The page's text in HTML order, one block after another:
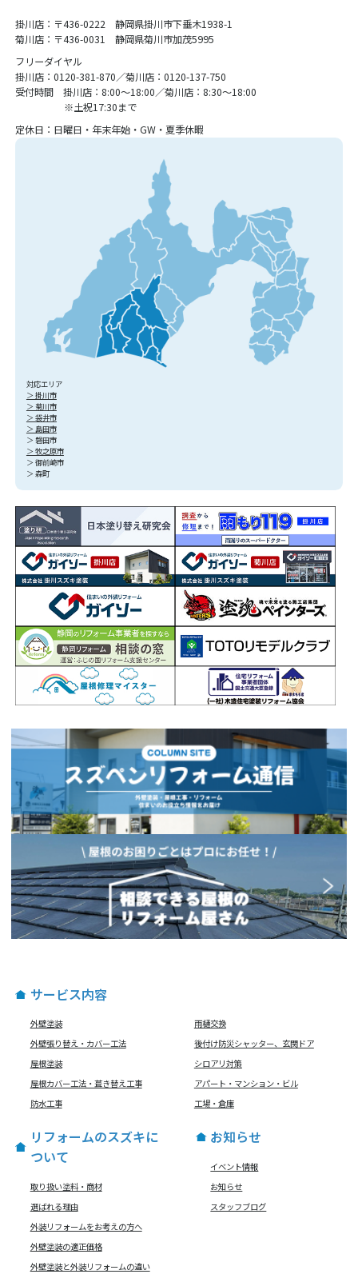
掛川店：〒436-0222 静岡県掛川市下垂木1938-1
菊川店：〒436-0031 静岡県菊川市加茂5995
フリーダイヤル
掛川店：0120-381-870／菊川店：0120-137-750
受付時間 掛川店：8:00〜18:00／菊川店：8:30〜18:00
※土祝17:30まで
定休日：日曜日・年末年始・GW・夏季休暇
対応エリア
＞ 掛川市
＞ 菊川市
＞ 袋井市
＞ 島田市
＞ 磐田市
＞ 牧之原市
＞ 御前崎市
＞ 森町
サービス内容
外壁塗装
外壁張り替え・カバー工法
屋根塗装
屋根カバー工法・葺き替え工事
防水工事
雨樋交換
後付け防災シャッター、玄関ドア
シロアリ対策
アパート・マンション・ビル
工場・倉庫
リフォームのスズキに
ついて
取り扱い塗料・商材
選ばれる理由
外装リフォームをお考えの方へ
外壁塗装の適正価格
外壁塗装と外装リフォームの違い
お知らせ
イベント情報
お知らせ
スタッフブログ